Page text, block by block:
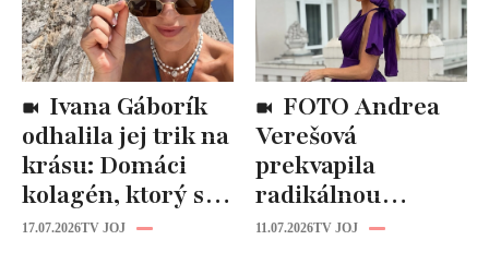
odhalila jej trik na
krásu: Domáci
kolagén, ktorý si
zvládnete
17.07.2026TV JOJ
Verešová
prekvapila
radikálnou
zmenou účesu: Je
11.07.2026TV JOJ